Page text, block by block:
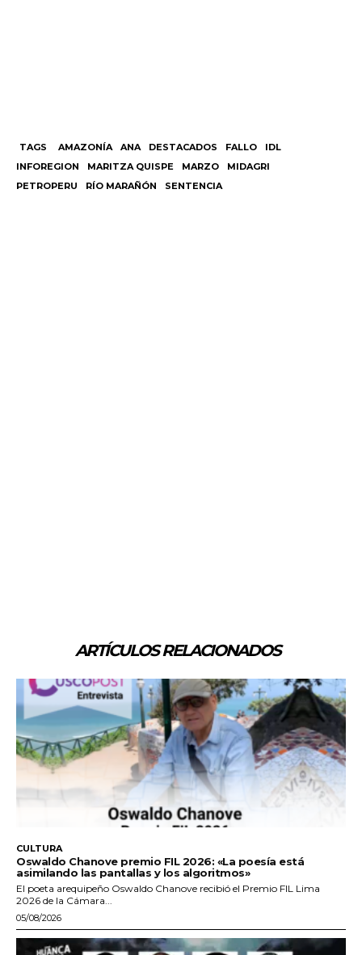
TAGS AMAZONÍA ANA DESTACADOS FALLO
IDL
INFOREGION
MARITZA QUISPE MARZO
MIDAGRI
PETROPERU
RÍO MARAÑÓN SENTENCIA
ARTÍCULOS RELACIONADOS
CULTURA
Oswaldo Chanove premio FIL 2026: «La poesía está
asimilando las pantallas y los algoritmos»
El poeta arequipeño Oswaldo Chanove recibió el Premio FIL Lima
2026 de la Cámara...
05/08/2026